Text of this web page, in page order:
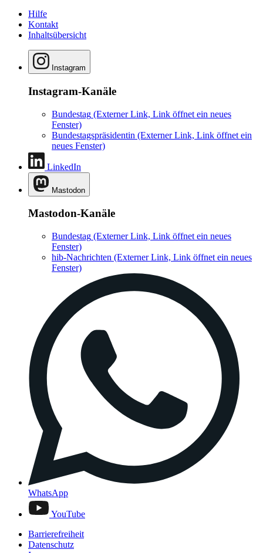
Hilfe
Kontakt
Inhaltsübersicht
Instagram
Instagram-Kanäle
Bundestag (Externer Link, Link öffnet ein neues
Fenster)
Bundestagspräsidentin (Externer Link, Link öffnet ein
neues Fenster)
LinkedIn
Mastodon
Mastodon-Kanäle
Bundestag (Externer Link, Link öffnet ein neues
Fenster)
hib-Nachrichten (Externer Link, Link öffnet ein neues
Fenster)
WhatsApp
YouTube
Barrierefreiheit
Datenschutz